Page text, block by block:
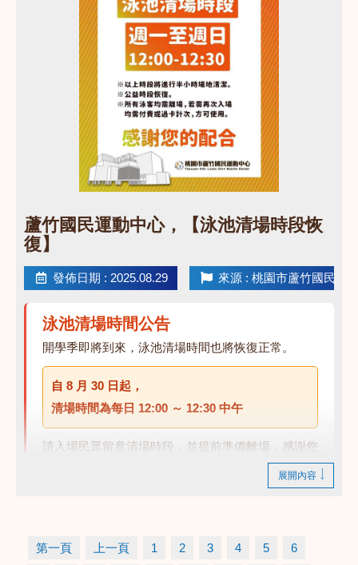
蘆竹國民運動中心，【泳池清場時段恢
復】
發佈日期 : 2025.08.29 來源 : 桃園市蘆竹國民運
泳池清場時間公告
開學季即將到來，泳池清場時間也將恢復正常。
自 8 月 30 日 起，
清場時間為每日 12:00 ～ 12:30 中午
請入場民眾留意清場時段，並提前準備離場，感謝您
展開內容
第一頁 上一頁 1 2 3 4 5 6